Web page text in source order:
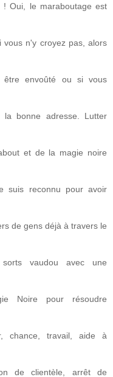
! Oui, le maraboutage est
vous n'y croyez pas, alors
envoûté ou si vous
bonne adresse. Lutter
et de la magie noire
suis reconnu pour avoir
de gens déjà à travers le
vaudou avec une
Noire pour résoudre
chance, travail, aide à
de clientèle, arrêt de